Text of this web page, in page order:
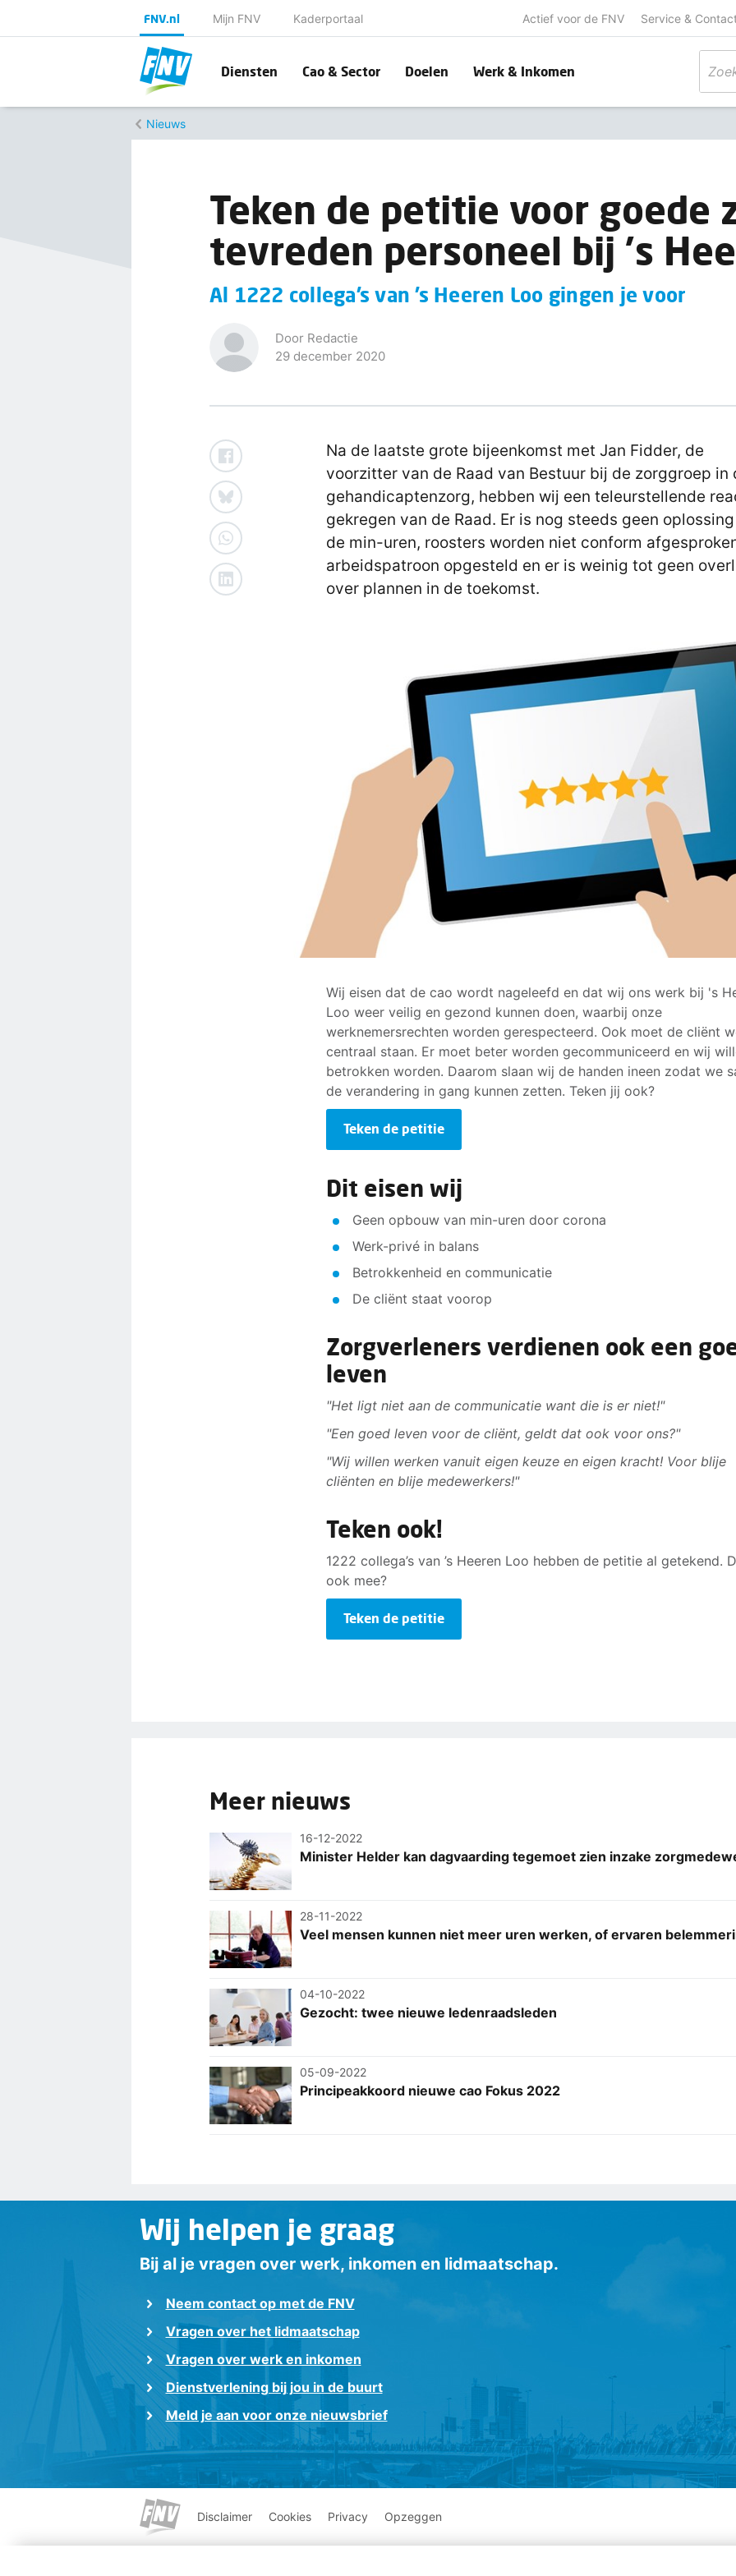
FNV.nl Mijn FNV Kaderportaal Actief voor de FNV Service &
Diensten Cao & Sector Doelen Werk & Inkomen
Nieuws
Teken de petitie voor goede
tevreden personeel bij 's
Al 1222 collega’s van ’s Heeren Loo gingen je voor
Door Redactie
29 december 2020
Na de laatste grote bijeenkomst met Jan Fidder, de
voorzitter van de Raad van Bestuur bij de zorggroep in
gehandicaptenzorg, hebben wij een teleurstellende
gekregen van de Raad. Er is nog steeds geen
de min-uren, roosters worden niet conform
arbeidspatroon opgesteld en er is weinig tot geen
over plannen in de toekomst.
Wij eisen dat de cao wordt nageleefd en dat wij ons werk bij 's
Loo weer veilig en gezond kunnen doen, waarbij onze
werknemersrechten worden gerespecteerd. Ook moet de cliënt
centraal staan. Er moet beter worden gecommuniceerd en wij
betrokken worden. Daarom slaan wij de handen ineen zodat we
de verandering in gang kunnen zetten. Teken jij ook?
Teken de petitie
Dit eisen wij
Geen opbouw van min-uren door corona
Werk-privé in balans
Betrokkenheid en communicatie
De cliënt staat voorop
Zorgverleners verdienen ook een
leven
​"Het ligt niet aan de communicatie want die is er niet!"
"Een goed leven voor de cliënt, geldt dat ook voor ons?"
"Wij willen werken vanuit eigen keuze en eigen kracht! Voor blije
cliënten en blije medewerkers!"
Teken ook!
1222 collega’s van ’s Heeren Loo hebben de petitie al getekend.
ook mee?
Teken de petitie
Meer nieuws
16-12-2022
Minister Helder kan dagvaarding tegemoet zien inzake
28-11-2022
Veel mensen kunnen niet meer uren werken, of ervaren
04-10-2022
Gezocht: twee nieuwe ledenraadsleden
05-09-2022
Principeakkoord nieuwe cao Fokus 2022
Wij helpen je graag
Bij al je vragen over werk, inkomen en lidmaatschap.
Neem contact op met de FNV
Vragen over het lidmaatschap
Vragen over werk en inkomen
Dienstverlening bij jou in de buurt
Meld je aan voor onze nieuwsbrief
Disclaimer Cookies Privacy Opzeggen